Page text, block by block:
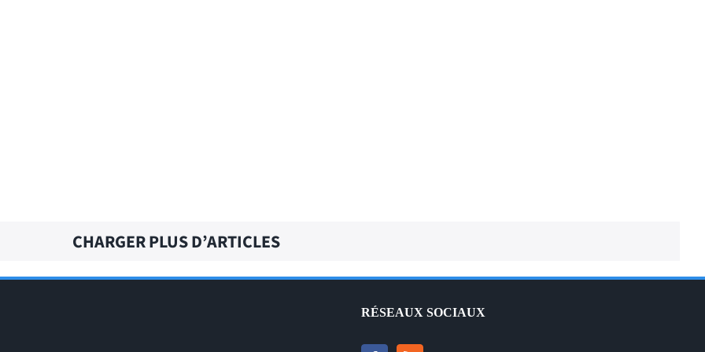
CHARGER PLUS D’ARTICLES
RÉSEAUX SOCIAUX